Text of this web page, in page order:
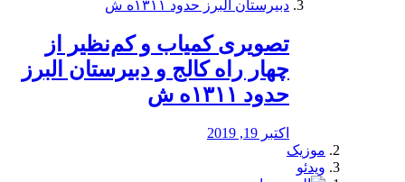
️تصویری کمیاب و کم‌نظیر از
چهار راه كالج و دبيرستان البرز
حدود ۱۳۱۱ه ش
اکتبر 19, 2019
موزیک
ویدئو